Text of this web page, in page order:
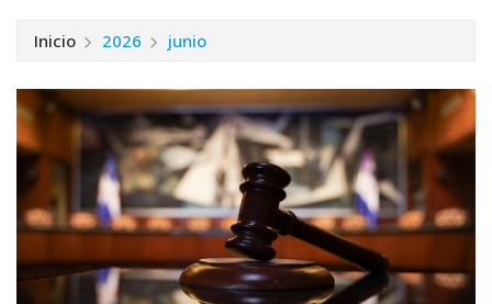
Inicio 2026 junio